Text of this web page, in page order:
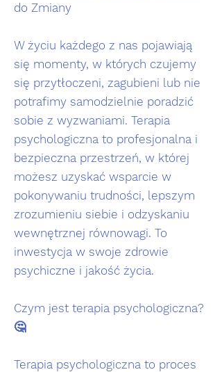
do Zmiany
W życiu każdego z nas pojawiają
się momenty, w których czujemy
się przytłoczeni, zagubieni lub nie
potrafimy samodzielnie poradzić
sobie z wyzwaniami. Terapia
psychologiczna to profesjonalna i
bezpieczna przestrzeń, w której
możesz uzyskać wsparcie w
pokonywaniu trudności, lepszym
zrozumieniu siebie i odzyskaniu
wewnętrznej równowagi. To
inwestycja w swoje zdrowie
psychiczne i jakość życia.
Czym jest terapia psychologiczna?
🤔
Terapia psychologiczna to proces